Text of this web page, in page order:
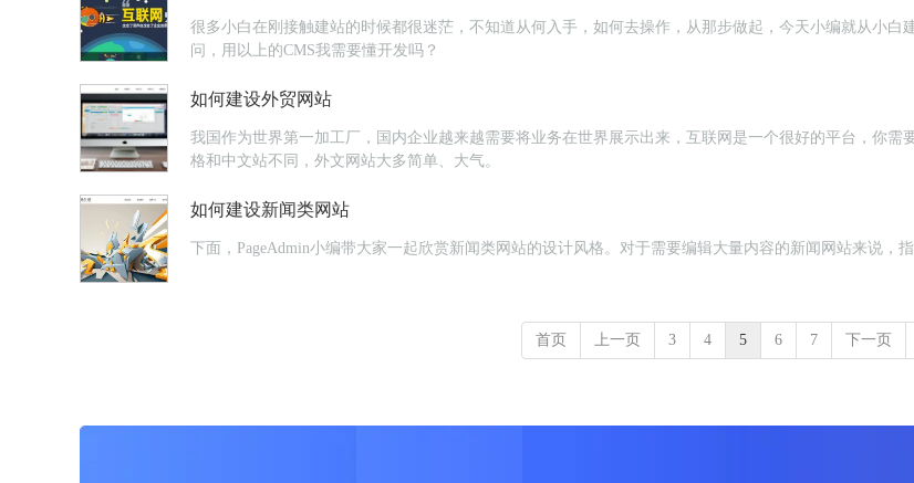
很多小白在刚接触建站的时候都很迷茫，不知道从何入手，如何去操作，从那步做起，今天小编就从小
问，用以上的CMS我需要懂开发吗？
如何建设外贸网站
我国作为世界第一加工厂，国内企业越来越需要将业务在世界展示出来，互联网是一个很好的平台，你
格和中文站不同，外文网站大多简单、大气。
如何建设新闻类网站
下面，PageAdmin小编带大家一起欣赏新闻类网站的设计风格。对于需要编辑大量内容的新闻网站来说，
首页 上一页 3 4 5 6 7 下一页